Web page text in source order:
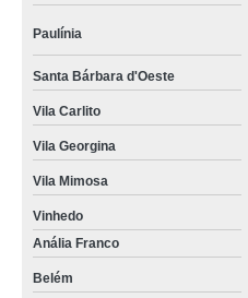
Paulínia
Santa Bárbara d'Oeste
Vila Carlito
Vila Georgina
Vila Mimosa
Vinhedo
Anália Franco
Belém